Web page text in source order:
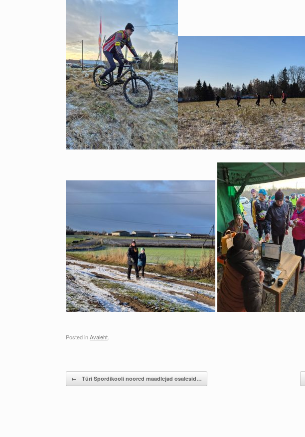
Posted inAvaleht
Post navigation
← Türi Spordikooli noored maadlejad osalesid…